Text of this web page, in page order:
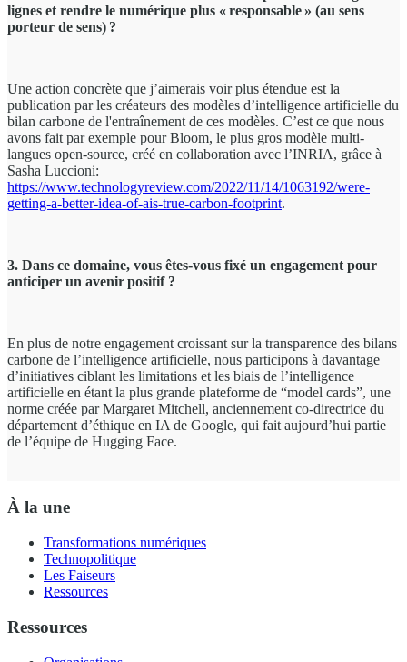
lignes et rendre le numérique plus « responsable » (au sens
porteur de sens) ?
Une action concrète que j’aimerais voir plus étendue est la
publication par les créateurs des modèles d’intelligence artificielle du
bilan carbone de l'entraînement de ces modèles. C’est ce que nous
avons fait par exemple pour Bloom, le plus gros modèle multi-
langues open-source, créé en collaboration avec l’INRIA, grâce à
Sasha Luccioni:
https://www.technologyreview.com/2022/11/14/1063192/were-
getting-a-better-idea-of-ais-true-carbon-footprint.
3. Dans ce domaine, vous êtes-vous fixé un engagement pour
anticiper un avenir positif ?
En plus de notre engagement croissant sur la transparence des bilans
carbone de l’intelligence artificielle, nous participons à davantage
d’initiatives ciblant les limitations et les biais de l’intelligence
artificielle en étant la plus grande plateforme de “model cards”, une
norme créée par Margaret Mitchell, anciennement co-directrice du
département d’éthique en IA de Google, qui fait aujourd’hui partie
de l’équipe de Hugging Face.
À la une
Transformations numériques
Technopolitique
Les Faiseurs
Ressources
Ressources